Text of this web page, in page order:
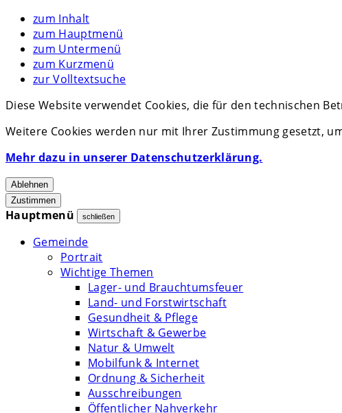
zum Inhalt
zum Hauptmenü
zum Untermenü
zum Kurzmenü
zur Volltextsuche
Diese Website verwendet Cookies, die für den technischen
Weitere Cookies werden nur mit Ihrer Zustimmung gesetzt,
Mehr dazu in unserer Datenschutzerklärung.
Ablehnen
Zustimmen
Hauptmenü schließen
Gemeinde
Portrait
Wichtige Themen
Lager- und Brauchtumsfeuer
Land- und Forstwirtschaft
Gesundheit & Pflege
Wirtschaft & Gewerbe
Natur & Umwelt
Mobilfunk & Internet
Ordnung & Sicherheit
Ausschreibungen
Öffentlicher Nahverkehr